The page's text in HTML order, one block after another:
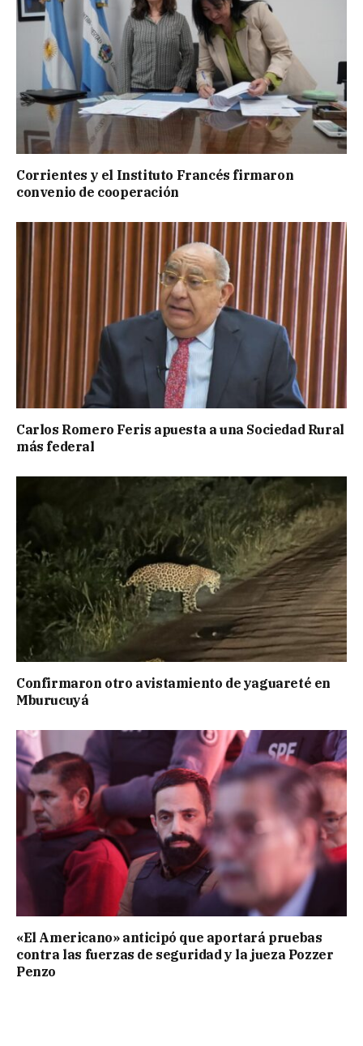
Corrientes y el Instituto Francés firmaron
convenio de cooperación
Carlos Romero Feris apuesta a una Sociedad Rural
más federal
Confirmaron otro avistamiento de yaguareté en
Mburucuyá
«El Americano» anticipó que aportará pruebas
contra las fuerzas de seguridad y la jueza Pozzer
Penzo